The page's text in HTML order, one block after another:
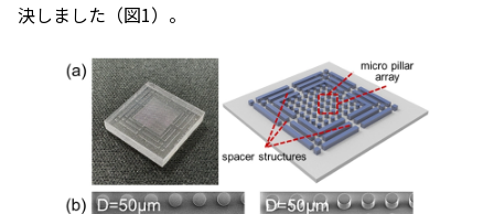
決しました（図1）。